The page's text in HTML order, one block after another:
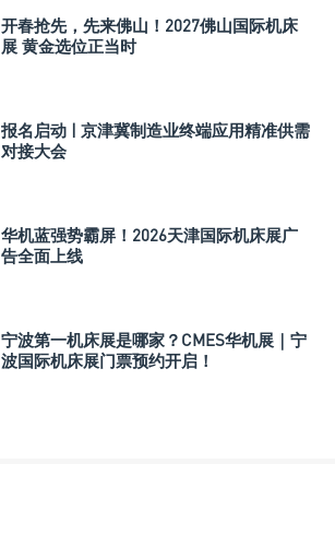
开春抢先，先来佛山！2027佛山国际机床
展 黄金选位正当时
报名启动 | 京津冀制造业终端应用精准供需
对接大会
华机蓝强势霸屏！2026天津国际机床展广
告全面上线
宁波第一机床展是哪家？CMES华机展｜宁
波国际机床展门票预约开启！